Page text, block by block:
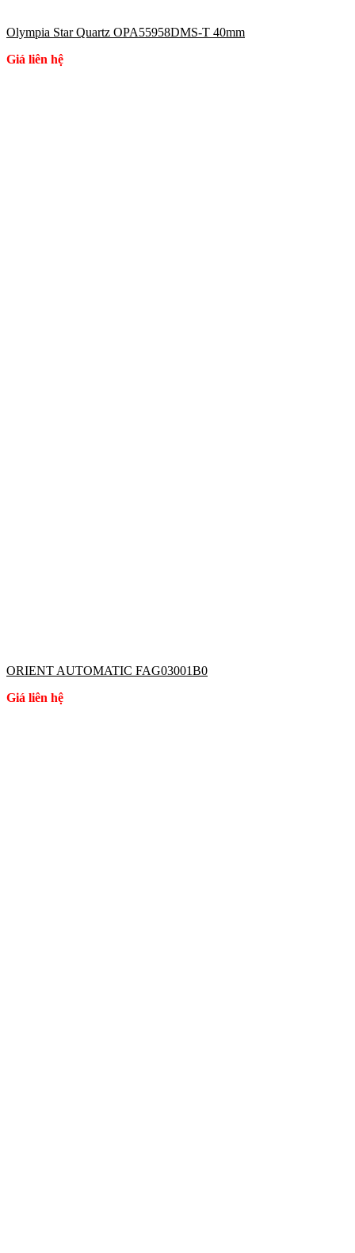
Olympia Star Quartz OPA55958DMS-T 40mm
Giá liên hệ
ORIENT AUTOMATIC FAG03001B0
Giá liên hệ